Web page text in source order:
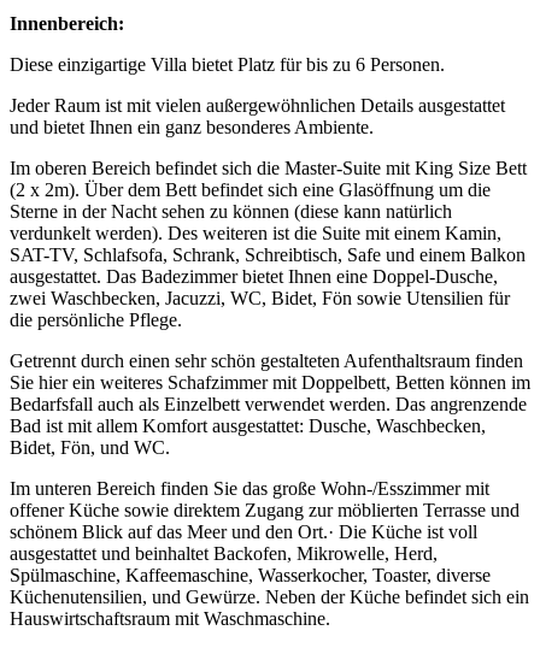
Innenbereich:
Diese einzigartige Villa bietet Platz für bis zu 6 Personen.
Jeder Raum ist mit vielen außergewöhnlichen Details ausgestattet
und bietet Ihnen ein ganz besonderes Ambiente.
Im oberen Bereich befindet sich die Master-Suite mit King Size Bett
(2 x 2m). Über dem Bett befindet sich eine Glasöffnung um die
Sterne in der Nacht sehen zu können (diese kann natürlich
verdunkelt werden). Des weiteren ist die Suite mit einem Kamin,
SAT-TV, Schlafsofa, Schrank, Schreibtisch, Safe und einem Balkon
ausgestattet. Das Badezimmer bietet Ihnen eine Doppel-Dusche,
zwei Waschbecken, Jacuzzi, WC, Bidet, Fön sowie Utensilien für
die persönliche Pflege.
Getrennt durch einen sehr schön gestalteten Aufenthaltsraum finden
Sie hier ein weiteres Schafzimmer mit Doppelbett, Betten können im
Bedarfsfall auch als Einzelbett verwendet werden. Das angrenzende
Bad ist mit allem Komfort ausgestattet: Dusche, Waschbecken,
Bidet, Fön, und WC.
Im unteren Bereich finden Sie das große Wohn-/Esszimmer mit
offener Küche sowie direktem Zugang zur möblierten Terrasse und
schönem Blick auf das Meer und den Ort.· Die Küche ist voll
ausgestattet und beinhaltet Backofen, Mikrowelle, Herd,
Spülmaschine, Kaffeemaschine, Wasserkocher, Toaster, diverse
Küchenutensilien, und Gewürze. Neben der Küche befindet sich ein
Hauswirtschaftsraum mit Waschmaschine.